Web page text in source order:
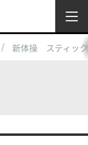
新体操 スティッ